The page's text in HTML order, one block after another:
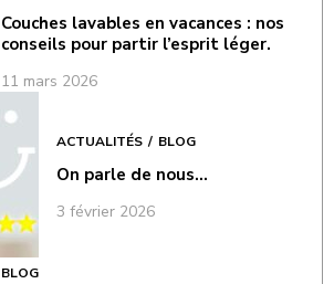
Couches lavables en vacances : nos
conseils pour partir l’esprit léger.
11 mars 2026
ACTUALITÉS BLOG
On parle de nous…
3 février 2026
BLOG